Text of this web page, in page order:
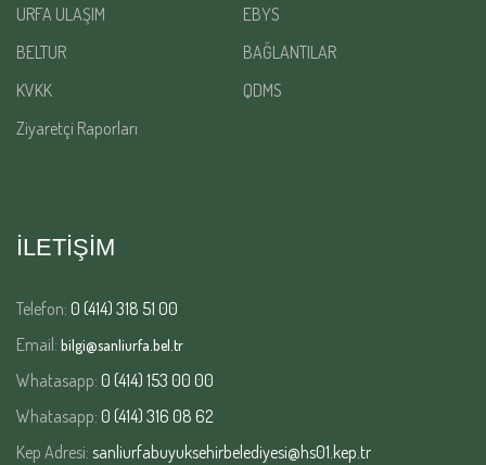
URFA ULAŞIM
EBYS
BELTUR
BAĞLANTILAR
KVKK
QDMS
Ziyaretçi Raporları
İLETİŞİM
Telefon: 0 (414) 318 51 00
Email: bilgi@sanliurfa.bel.tr
Whatasapp: 0 (414) 153 00 00
Whatasapp: 0 (414) 316 08 62
Kep Adresi: sanliurfabuyuksehirbelediyesi@hs01.kep.tr